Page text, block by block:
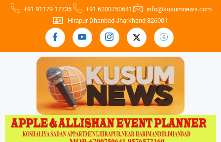
+91 91179 17735 +91 6200750641
info@kusumnews.com
Hirapur Dhanbad Jharkhand 826001